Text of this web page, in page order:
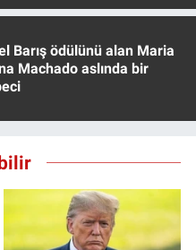
Barış ödülünü alan Maria
Machado aslında bir